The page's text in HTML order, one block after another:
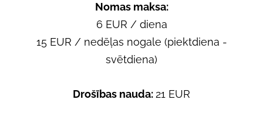
Nomas maksa:
6 EUR / diena
15 EUR / nedēļas nogale (piektdiena -
svētdiena)
Drošības nauda:21 EUR